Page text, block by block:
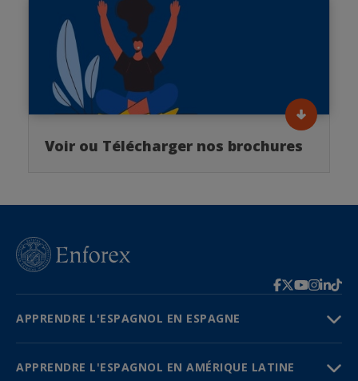
Voir ou Télécharger nos brochures
APPRENDRE L'ESPAGNOL EN ESPAGNE
APPRENDRE L'ESPAGNOL EN AMÉRIQUE LATINE